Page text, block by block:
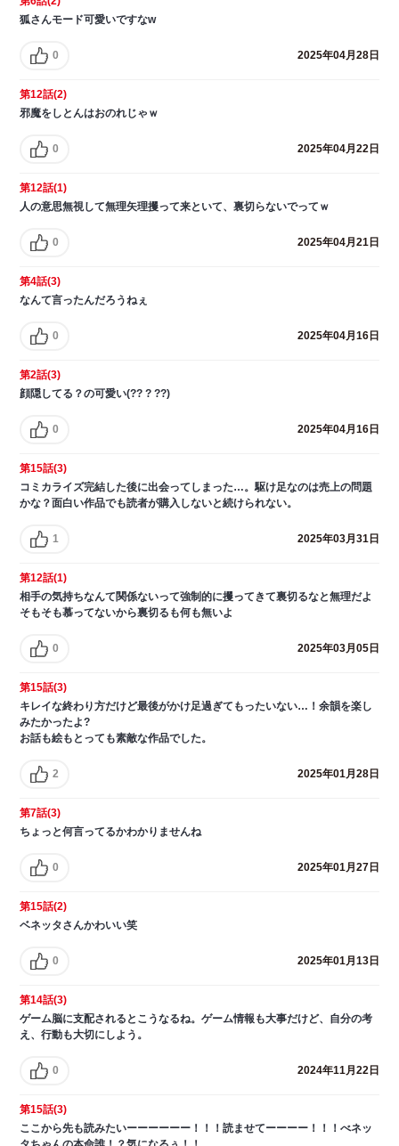
狐さんモード可愛いですなw
0 2025年04月28日
第12話(2)
邪魔をしとんはおのれじゃｗ
0 2025年04月22日
第12話(1)
人の意思無視して無理矢理攫って来といて、裏切らないでってｗ
0 2025年04月21日
第4話(3)
なんて言ったんだろうねぇ
0 2025年04月16日
第2話(3)
顔隠してる？の可愛い(?? ? ??)
0 2025年04月16日
第15話(3)
コミカライズ完結した後に出会ってしまった…。駆け足なのは売上の問題
かな？面白い作品でも読者が購入しないと続けられない。
1 2025年03月31日
第12話(1)
相手の気持ちなんて関係ないって強制的に攫ってきて裏切るなと無理だよ
そもそも慕ってないから裏切るも何も無いよ
0 2025年03月05日
第15話(3)
キレイな終わり方だけど最後がかけ足過ぎてもったいない…！余韻を楽し
みたかったよ?
お話も絵もとっても素敵な作品でした。
2 2025年01月28日
第7話(3)
ちょっと何言ってるかわかりませんね
0 2025年01月27日
第15話(2)
ベネッタさんかわいい笑
0 2025年01月13日
第14話(3)
ゲーム脳に支配されるとこうなるね。ゲーム情報も大事だけど、自分の考
え、行動も大切にしよう。
0 2024年11月22日
第15話(3)
ここから先も読みたいーーーーーー！！！読ませてーーーー！！！べネッ